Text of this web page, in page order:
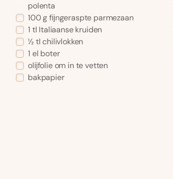
polenta
100 g fĳngeraspte parmezaan
1 tl Italiaanse kruiden
½ tl chilivlokken
1 el boter
olĳfolie om in te vetten
bakpapier